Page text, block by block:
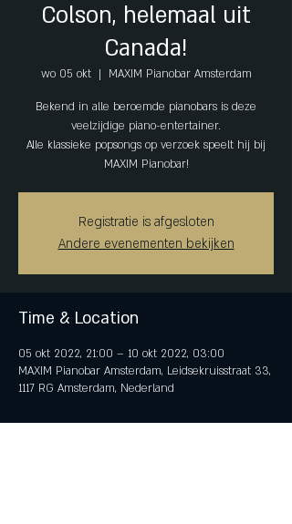
Colson, helemaal uit
Canada!
wo 05 okt
  |
MAXIM Pianobar Amsterdam
Bekend in alle beroemde pianobars is deze
veelzijdige piano-entertainer.
Alle klassieke popsongs op verzoek speelt hij bij
MAXIM Pianobar!
Registratie is afgesloten
Andere evenementen bekijken
Time & Location
05 okt 2022, 21:00 – 10 okt 2022, 03:00
MAXIM Pianobar Amsterdam, Leidsekruisstraat 33,
1117 RG Amsterdam, Nederland